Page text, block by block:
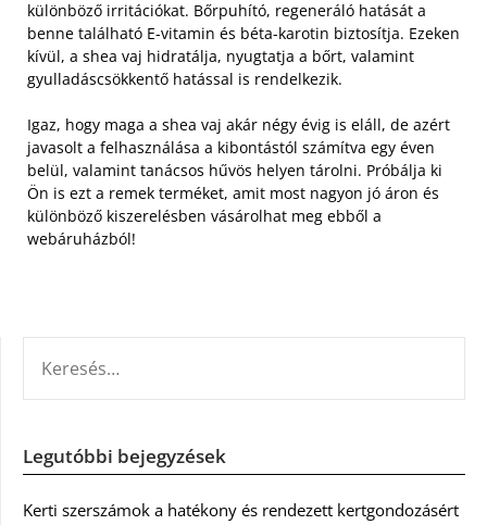
különböző irritációkat. Bőrpuhító, regeneráló hatását a
benne található E-vitamin és béta-karotin biztosítja. Ezeken
kívül, a shea vaj hidratálja, nyugtatja a bőrt, valamint
gyulladáscsökkentő hatással is rendelkezik.
Igaz, hogy maga a shea vaj akár négy évig is eláll, de azért
javasolt a felhasználása a kibontástól számítva egy éven
belül, valamint tanácsos hűvös helyen tárolni. Próbálja ki
Ön is ezt a remek terméket, amit most nagyon jó áron és
különböző kiszerelésben vásárolhat meg ebből a
webáruházból!
Legutóbbi bejegyzések
Kerti szerszámok a hatékony és rendezett kertgondozásért